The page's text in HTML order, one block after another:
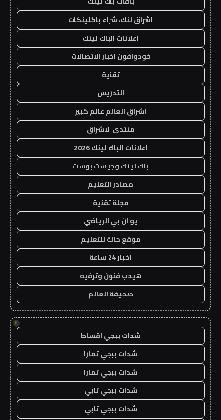
اشراق لنك، شراء باكلينكات
اعلانات الباك لينك
فودوافون اخبار الاتصالات
تقنية
التدريس
اشراق العالم عالم كبير
منتدى الاشراق
اعلانات الباك لينك 2026
باك لينك وجيست بوست
مصادر التعليم
مجلة تقنية
يو ان بي الرياضي
موقع حالة للتعليم
اخبار 24 ساعة
هيدب فنون وترفيه
صحيفة العالم
!
شدات ببجي اقساط
شدات ببجي تمارا
شدات ببجي تمارا
شدات ببجي تابي
شدات ببجي تابي